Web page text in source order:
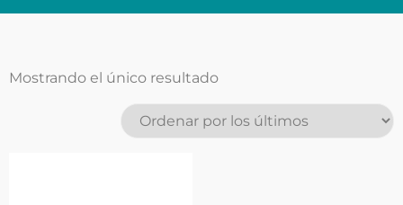
Mostrando el único resultado